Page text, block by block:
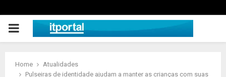
PRIMARY
Home
Atualidades
Pulseiras de identidade ajudam a manter as crianças com suas